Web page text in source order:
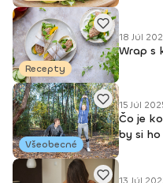
Recepty
18 Júl
Wrap s
Všeobecné
15 Júl
Čo je
by si